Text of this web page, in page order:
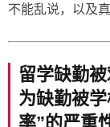
不能乱说，以及
留学缺勤
为缺勤被
率”的严重